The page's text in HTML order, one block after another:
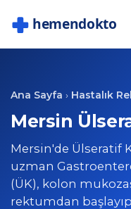
Ana Sayfa › Hastalık
Mersin
Mersin'de Ülseratif
uzman
(ÜK), kolon
rektumdan